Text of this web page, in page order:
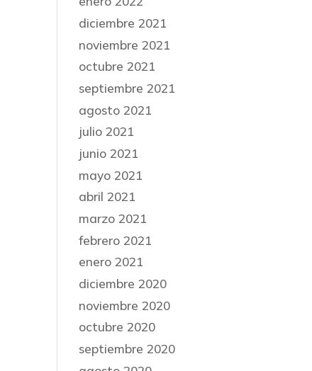
diciembre 2021
noviembre 2021
octubre 2021
septiembre 2021
agosto 2021
julio 2021
junio 2021
mayo 2021
abril 2021
marzo 2021
febrero 2021
enero 2021
diciembre 2020
noviembre 2020
octubre 2020
septiembre 2020